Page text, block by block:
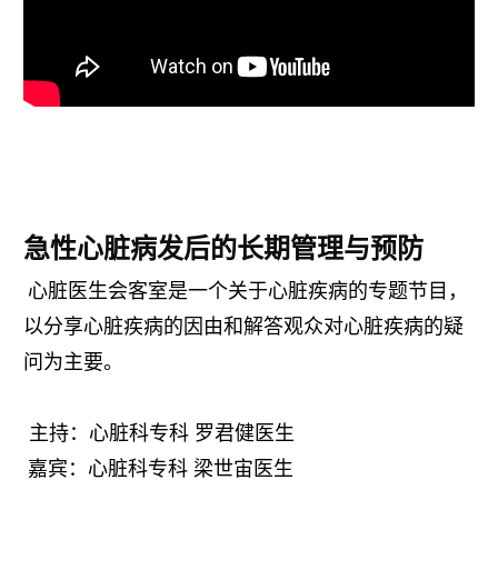
急性心脏病发后的长期管理与预防
⼼脏医⽣会客室是⼀个关于⼼脏疾病的专题节⽬，
以分享⼼脏疾病的因由和解答观众对⼼脏疾病的疑
问为主要。
主持：⼼脏科专科 罗君健医⽣
嘉宾：⼼脏科专科 梁世宙医⽣